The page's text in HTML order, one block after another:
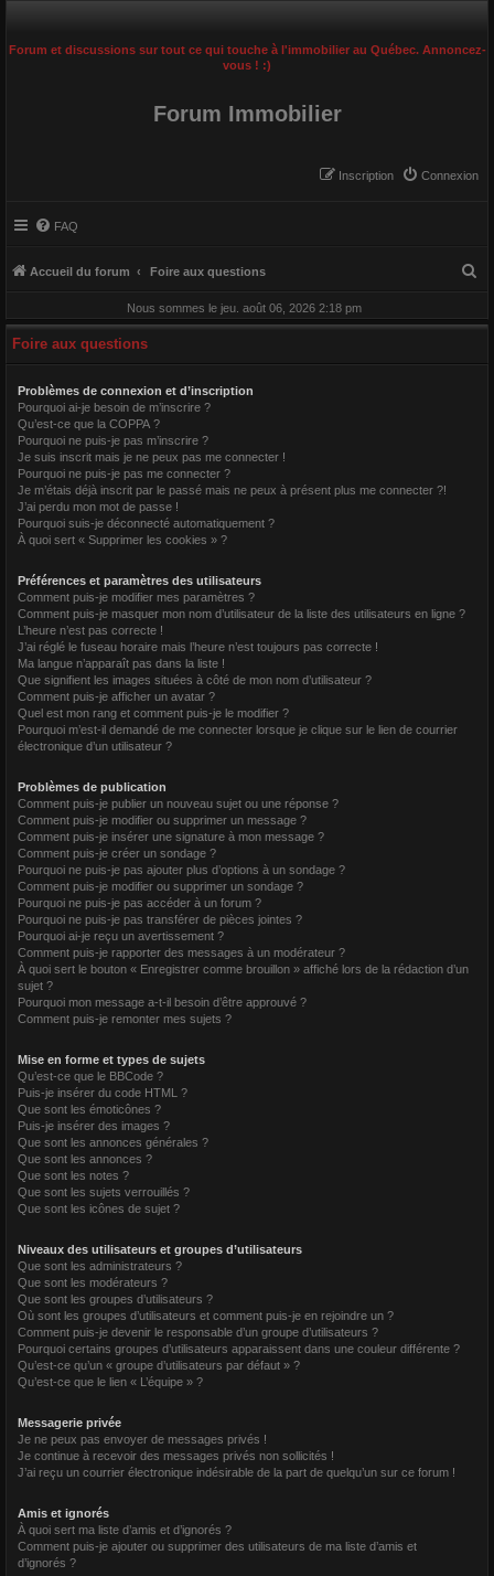
Forum et discussions sur tout ce qui touche à l'immobilier au Québec. Annoncez-
vous ! :)
Forum Immobilier
Connexion
Inscription
FAQ
Accueil du forum Foire aux questions
c
Nous sommes le jeu. août 06, 2026 2:18 pm
Foire aux questions
Problèmes de connexion et d’inscription
Pourquoi ai-je besoin de m’inscrire ?
Qu’est-ce que la COPPA ?
Pourquoi ne puis-je pas m’inscrire ?
Je suis inscrit mais je ne peux pas me connecter !
Pourquoi ne puis-je pas me connecter ?
Je m’étais déjà inscrit par le passé mais ne peux à présent plus me connecter ?!
J’ai perdu mon mot de passe !
Pourquoi suis-je déconnecté automatiquement ?
À quoi sert « Supprimer les cookies » ?
Préférences et paramètres des utilisateurs
Comment puis-je modifier mes paramètres ?
Comment puis-je masquer mon nom d’utilisateur de la liste des utilisateurs en ligne ?
L’heure n’est pas correcte !
J’ai réglé le fuseau horaire mais l’heure n’est toujours pas correcte !
Ma langue n’apparaît pas dans la liste !
Que signifient les images situées à côté de mon nom d’utilisateur ?
Comment puis-je afficher un avatar ?
Quel est mon rang et comment puis-je le modifier ?
Pourquoi m’est-il demandé de me connecter lorsque je clique sur le lien de courrier
électronique d’un utilisateur ?
Problèmes de publication
Comment puis-je publier un nouveau sujet ou une réponse ?
Comment puis-je modifier ou supprimer un message ?
Comment puis-je insérer une signature à mon message ?
Comment puis-je créer un sondage ?
Pourquoi ne puis-je pas ajouter plus d’options à un sondage ?
Comment puis-je modifier ou supprimer un sondage ?
Pourquoi ne puis-je pas accéder à un forum ?
Pourquoi ne puis-je pas transférer de pièces jointes ?
Pourquoi ai-je reçu un avertissement ?
Comment puis-je rapporter des messages à un modérateur ?
À quoi sert le bouton « Enregistrer comme brouillon » affiché lors de la rédaction d’un
sujet ?
Pourquoi mon message a-t-il besoin d’être approuvé ?
Comment puis-je remonter mes sujets ?
Mise en forme et types de sujets
Qu’est-ce que le BBCode ?
Puis-je insérer du code HTML ?
Que sont les émoticônes ?
Puis-je insérer des images ?
Que sont les annonces générales ?
Que sont les annonces ?
Que sont les notes ?
Que sont les sujets verrouillés ?
Que sont les icônes de sujet ?
Niveaux des utilisateurs et groupes d’utilisateurs
Que sont les administrateurs ?
Que sont les modérateurs ?
Que sont les groupes d’utilisateurs ?
Où sont les groupes d’utilisateurs et comment puis-je en rejoindre un ?
Comment puis-je devenir le responsable d’un groupe d’utilisateurs ?
Pourquoi certains groupes d’utilisateurs apparaissent dans une couleur différente ?
Qu’est-ce qu’un « groupe d’utilisateurs par défaut » ?
Qu’est-ce que le lien « L’équipe » ?
Messagerie privée
Je ne peux pas envoyer de messages privés !
Je continue à recevoir des messages privés non sollicités !
J’ai reçu un courrier électronique indésirable de la part de quelqu’un sur ce forum !
Amis et ignorés
À quoi sert ma liste d’amis et d’ignorés ?
Comment puis-je ajouter ou supprimer des utilisateurs de ma liste d’amis et
d’ignorés ?